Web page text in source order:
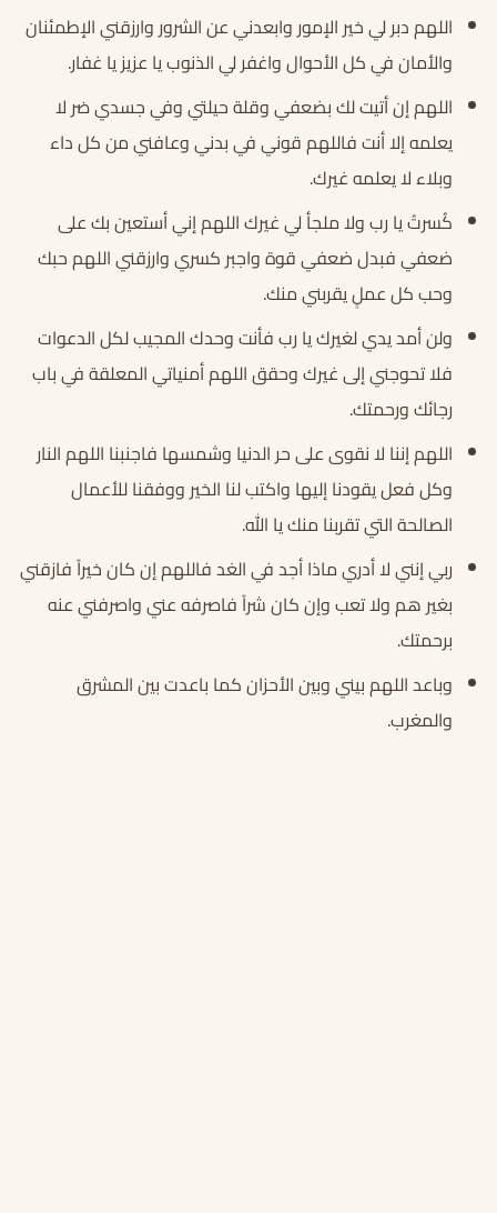
اللهم دبر لي خير الإمور وابعدني عن الشرور وارزقني الإطمئنان
والأمان في كل الأحوال واغفر لي الذنوب يا عزيز يا غفار.
اللهم إن أتيت لك بضعفي وقلة حيلتي وفي جسدي ضر لا
يعلمه إلا أنت فاللهم قوني في بدني وعافني من كل داء
وبلاء لا يعلمه غيرك.
كُسرتُ يا رب ولا ملجأ لي غيرك اللهم إني أستعين بك على
ضعفي فبدل ضعفي قوة واجبر كسري وارزقني اللهم حبك
وحب كل عملٍ يقربني منك.
ولن أمد يدي لغيرك يا رب فأنت وحدك المجيب لكل الدعوات
فلا تحوجني إلى غيرك وحقق اللهم أمنياتي المعلقة في باب
رجائك ورحمتك.
اللهم إننا لا نقوى على حر الدنيا وشمسها فاجنبنا اللهم النار
وكل فعل يقودنا إليها واكتب لنا الخير ووفقنا للأعمال
الصالحة التي تقربنا منك يا الله.
ربي إنني لا أدري ماذا أجد في الغد فاللهم إن كان خيراً فازقني
بغير هم ولا تعب وإن كان شراً فاصرفه عني واصرفني عنه
برحمتك.
وباعد اللهم بيني وبين الأحزان كما باعدت بين المشرق
والمغرب.